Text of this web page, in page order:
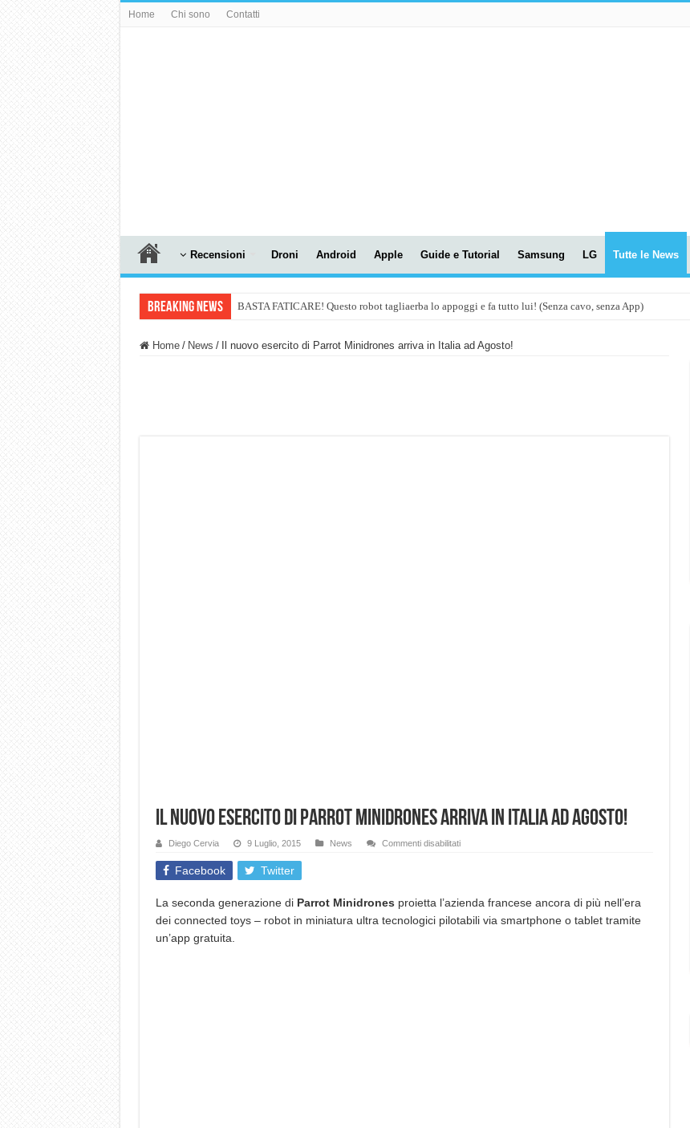
Home Chi sono Contatti
Recensioni Droni Android Apple Guide e Tutorial Samsung LG Tutte le News
Breaking News BASTA FATICARE! Questo robot tagliaerba lo appoggi e fa tutto lui! (Senza cavo, senza App)
Home / News / Il nuovo esercito di Parrot Minidrones arriva in Italia ad Agosto!
Il nuovo esercito di Parrot Minidrones arriva in Italia ad Agosto!
Diego Cervia 9 Luglio, 2015 News Commenti disabilitatisu
Minidrones
arriva
in
Facebook Twitter
La seconda generazione di Parrot Minidrones proietta l’azienda francese ancora di più nell’era
dei connected toys – robot in miniatura ultra tecnologici pilotabili via smartphone o tablet tramite
un’app gratuita.